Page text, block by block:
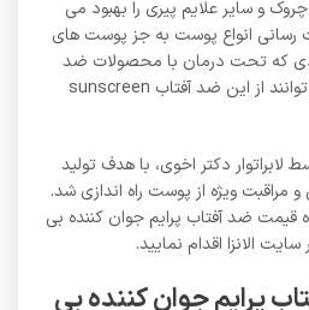
و سایر علایم پیری را بهبود می
رسانی انواع پوست به جز پوست های
که تحت درمان با محصولات ضد
پیری پوست هستند نیز می توانند از این ضد آفتاب sunscreen
در سال 1396 توسط لابراتوار دکتر اخوی، با هدف تولید
ویژه از پوست راه اندازی شد.
قیمت ضد آفتاب پرایم جوان کننده بی
الانزا اقدام نمایید.
پرایم جوان کننده بی